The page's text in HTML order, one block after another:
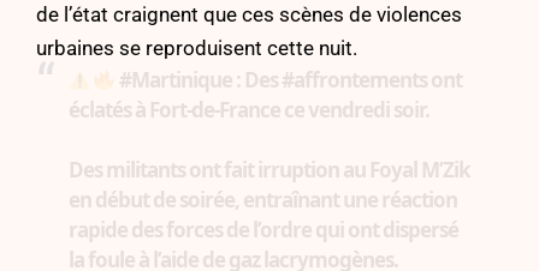
de l’état craignent que ces scènes de violences
urbaines se reproduisent cette nuit.
#Martinique: Des#affrontementsont
éclatés à Fort-de-France ce vendredi soir.
Des militants ont fait irruption au Foyal M’Zik
en début de soirée, entraînant une réaction
rapide des forces de l’ordre qui ont dispersé
la foule à l’aide de gaz lacrymogènes.